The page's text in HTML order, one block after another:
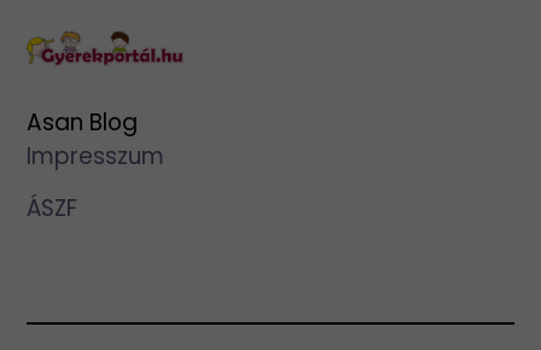
Asan Blog
Impresszum
ÁSZF